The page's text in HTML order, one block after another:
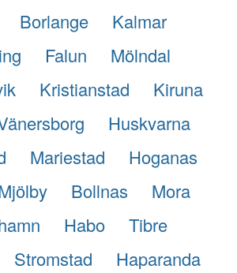
Borlange
Kalmar
Falun
Mölndal
Kristianstad
Kiruna
Huskvarna
Mariestad
Hoganas
Bollnas
Mora
Habo
Tibre
Stromstad
Haparanda